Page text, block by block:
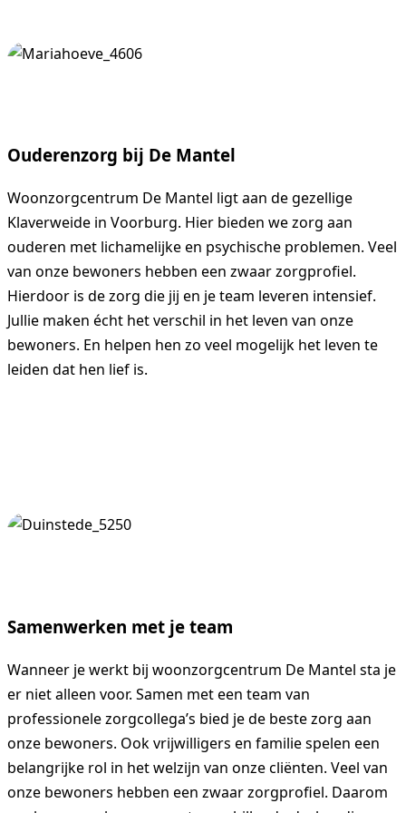
Contact
Vacatures
070 7544755
Ouderenzorg bij De Mantel
Woonzorgcentrum De Mantel ligt aan de gezellige
Klaverweide in Voorburg. Hier bieden we zorg aan
ouderen met lichamelijke en psychische problemen. Veel
van onze bewoners hebben een zwaar zorgprofiel.
Hierdoor is de zorg die jij en je team leveren intensief.
Jullie maken écht het verschil in het leven van onze
bewoners. En helpen hen zo veel mogelijk het leven te
leiden dat hen lief is.
Samenwerken met je team
Wanneer je werkt bij woonzorgcentrum De Mantel sta je
er niet alleen voor. Samen met een team van
professionele zorgcollega’s bied je de beste zorg aan
onze bewoners. Ook vrijwilligers en familie spelen een
belangrijke rol in het welzijn van onze cliënten. Veel van
onze bewoners hebben een zwaar zorgprofiel. Daarom